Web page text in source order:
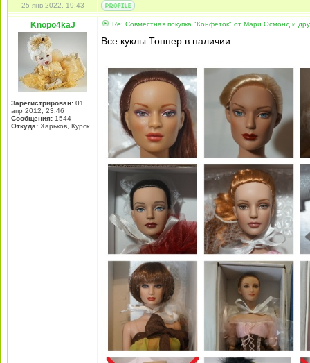
25 янв 2022, 19:43
Knopo4kaJ
Зарегистрирован: 01
апр 2012, 23:46
Сообщения: 1544
Откуда: Харьков, Курск
Re: Совместная покупка "Конфеток" от Мари Осмонд и
Все куклы Тоннер в наличии